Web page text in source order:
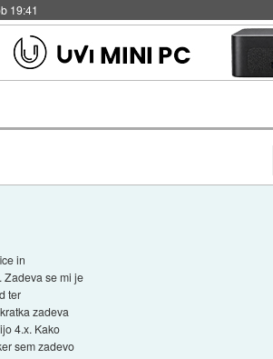
19:41
in
Zadeva se mi je
ter
zadeva
4.x. Kako
sem zadevo